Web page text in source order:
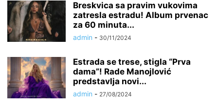
Breskvica sa pravim vukovima
zatresla estradu! Album prvenac
za 60 minuta...
admin - 30/11/2024
Estrada se trese, stigla “Prva
dama”! Rade Manojlović
predstavlja novi...
admin - 27/08/2024